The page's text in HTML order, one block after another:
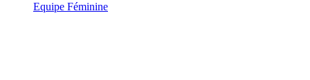
Equipe Féminine